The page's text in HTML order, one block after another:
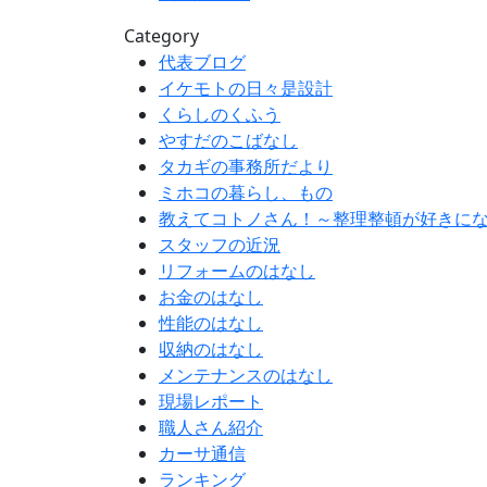
Category
代表ブログ
イケモトの日々是設計
くらしのくふう
やすだのこばなし
タカギの事務所だより
ミホコの暮らし、もの
教えてコトノさん！～整理整頓が好きに
スタッフの近況
リフォームのはなし
お金のはなし
性能のはなし
収納のはなし
メンテナンスのはなし
現場レポート
職人さん紹介
カーサ通信
ランキング